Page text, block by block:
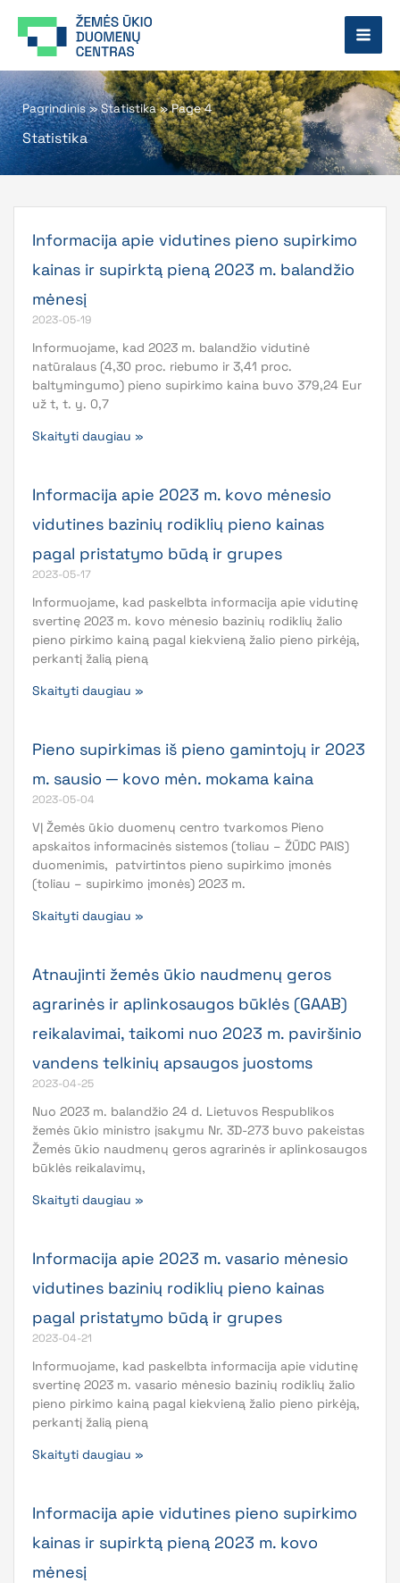
prie
Pagrindinis»Statistika»Page 4
Statistika
Informacija apie vidutines pieno supirkimo
kainas ir supirktą pieną 2023 m. balandžio
mėnesį
2023-05-19
Informuojame, kad 2023 m. balandžio vidutinė
natūralaus (4,30 proc. riebumo ir 3,41 proc.
baltymingumo) pieno supirkimo kaina buvo 379,24 Eur
už t, t. y. 0,7
Skaityti daugiau »
Informacija apie 2023 m. kovo mėnesio
vidutines bazinių rodiklių pieno kainas
pagal pristatymo būdą ir grupes
2023-05-17
Informuojame, kad paskelbta informacija apie vidutinę
svertinę 2023 m. kovo mėnesio bazinių rodiklių žalio
pieno pirkimo kainą pagal kiekvieną žalio pieno pirkėją,
perkantį žalią pieną
Skaityti daugiau »
Pieno supirkimas iš pieno gamintojų ir 2023
m. sausio ─ kovo mėn. mokama kaina
2023-05-04
VĮ Žemės ūkio duomenų centro tvarkomos Pieno
apskaitos informacinės sistemos (toliau – ŽŪDC PAIS)
duomenimis, patvirtintos pieno supirkimo įmonės
(toliau – supirkimo įmonės) 2023 m.
Skaityti daugiau »
Atnaujinti žemės ūkio naudmenų geros
agrarinės ir aplinkosaugos būklės (GAAB)
reikalavimai, taikomi nuo 2023 m. paviršinio
vandens telkinių apsaugos juostoms
2023-04-25
Nuo 2023 m. balandžio 24 d. Lietuvos Respublikos
žemės ūkio ministro įsakymu Nr. 3D-273 buvo pakeistas
Žemės ūkio naudmenų geros agrarinės ir aplinkosaugos
būklės reikalavimų,
Skaityti daugiau »
Informacija apie 2023 m. vasario mėnesio
vidutines bazinių rodiklių pieno kainas
pagal pristatymo būdą ir grupes
2023-04-21
Informuojame, kad paskelbta informacija apie vidutinę
svertinę 2023 m. vasario mėnesio bazinių rodiklių žalio
pieno pirkimo kainą pagal kiekvieną žalio pieno pirkėją,
perkantį žalią pieną
Skaityti daugiau »
Informacija apie vidutines pieno supirkimo
kainas ir supirktą pieną 2023 m. kovo
mėnesį
PagePagePagePagePage